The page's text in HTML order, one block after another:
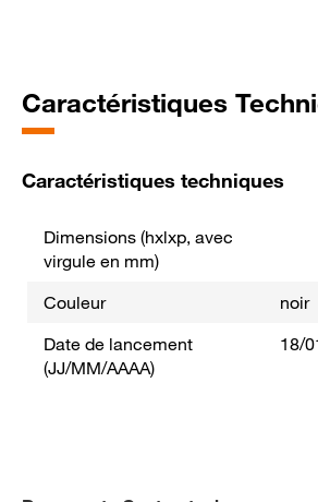
Caractéristiques
Caractéristiques techniques
Dimensions (hxlxp, avec
virgule en mm)
Couleur
noir
Date de lancement
(JJ/MM/AAAA)
18/